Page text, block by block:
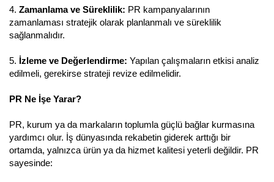
4. Zamanlama ve Süreklilik: PR kampanyalarının
zamanlaması stratejik olarak planlanmalı ve süreklilik
sağlanmalıdır.
5. İzleme ve Değerlendirme: Yapılan çalışmaların etkisi analiz
edilmeli, gerekirse strateji revize edilmelidir.
PR Ne İşe Yarar?
PR, kurum ya da markaların toplumla güçlü bağlar kurmasına
yardımcı olur. İş dünyasında rekabetin giderek arttığı bir
ortamda, yalnızca ürün ya da hizmet kalitesi yeterli değildir. PR
sayesinde: